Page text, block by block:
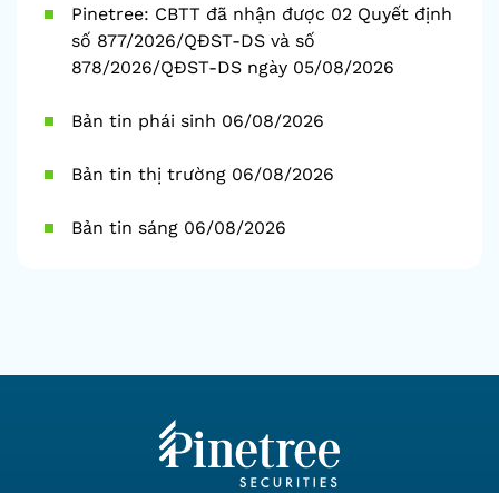
Pinetree: CBTT đã nhận được 02 Quyết định
số 877/2026/QĐST-DS và số
878/2026/QĐST-DS ngày 05/08/2026
Bản tin phái sinh 06/08/2026
Bản tin thị trường 06/08/2026
Bản tin sáng 06/08/2026